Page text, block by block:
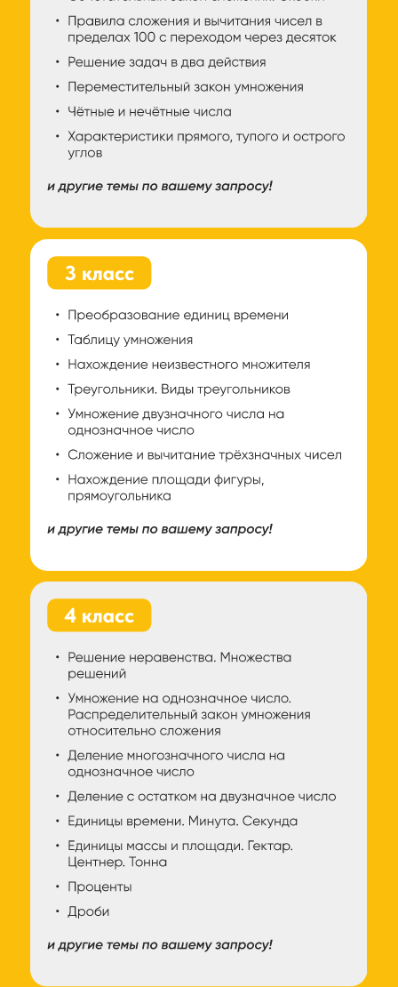
КАКОЙРЕЗУЛЬТАТВЫ
ПОЛУЧИТЕ ПОСЛЕ
ЗАНЯТИЙ
КАКОЙРЕЗУЛЬТАТ
УЧЕНИК ПОЛУЧИТ
ПОСЛЕ ЗАНЯТИЙ:
– Полностью разберется в предмете
– Перестанет бояться математики и
полюбит решать новые задачи и примеры
– Начнёт с интересом относиться к
предмету
– Научится решать примеры
самостоятельно, без посторонней помощи
– Плохая оценка в школе больше не будет
проблемой